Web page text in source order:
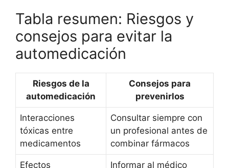
Tabla resumen: Riesgos y
consejos para evitar la
automedicación
Riesgos de la
automedicación
Consejos para
prevenirlos
Interacciones
tóxicas entre
medicamentos
Consultar siempre con
un profesional antes de
combinar fármacos
Efectos Informar al médico